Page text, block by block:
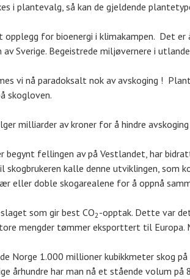
i plantevalg, så kan de gjeldende
opplegg for bioenergi i klimakampen. Det
Sverige. Begeistrede miljøvernere i
vi nå paradoksalt nok av avskoging !
skogloven.
milliarder av kroner for å hindre
begynt fellingen av på Vestlandet, har
skogbrukeren kalle denne utviklingen,
eller doble skogarealene for å oppnå
som gir best CO2-opptak. Dette var
mengder tømmer eksporttert til
Norge 1.000 millioner kubikkmeter skog
århundre har man nå et stående volum